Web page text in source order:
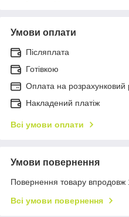
Умови оплати
Післяплата
Готівкою
Оплата на розрахунковий
Накладений платіж
Всі умови оплати
Умови повернення
Повернення товару впродовж
Всі умови повернення